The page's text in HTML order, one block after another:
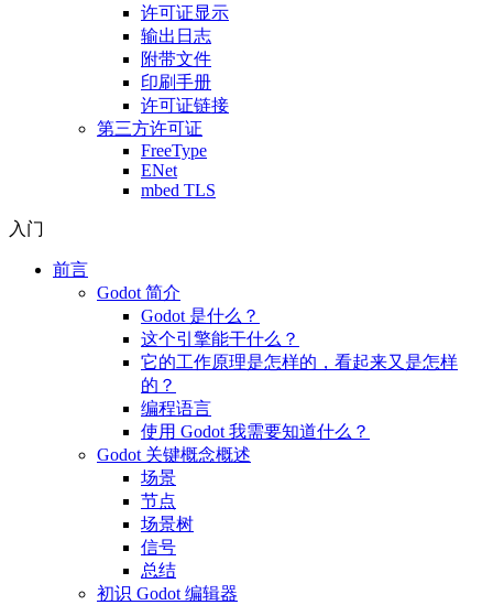
许可证显示
输出日志
附带文件
印刷手册
许可证链接
第三方许可证
FreeType
ENet
mbed TLS
入门
前言
Godot 简介
Godot 是什么？
这个引擎能干什么？
它的工作原理是怎样的，看起来又是怎样
的？
编程语言
使用 Godot 我需要知道什么？
Godot 关键概念概述
场景
节点
场景树
信号
总结
初识 Godot 编辑器